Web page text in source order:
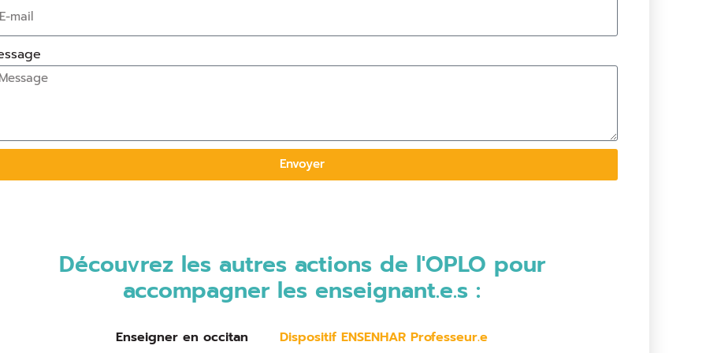
Envoyer
Découvrez les autres actions de l'OPLO pour
accompagner les enseignant.e.s :
Enseigner en occitan Dispositif ENSENHAR Professeur.e